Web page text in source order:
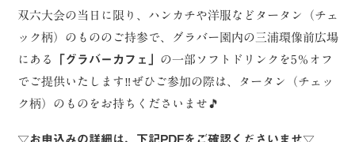
双六大会の当日に限り、ハンカチや洋服などタータン（チェ
ック柄）のもののご持参で、グラバー園内の三浦環像前広場
にある
「グラバーカフェ」 の一部ソフトドリンクを5％オフ
でご提供いたします‼ぜひご参加の際は、タータン（チェッ
ク柄）のものをお持ちくださいませ🎵
▽お申込みの詳細は、下記PDFをご確認くださいませ▽